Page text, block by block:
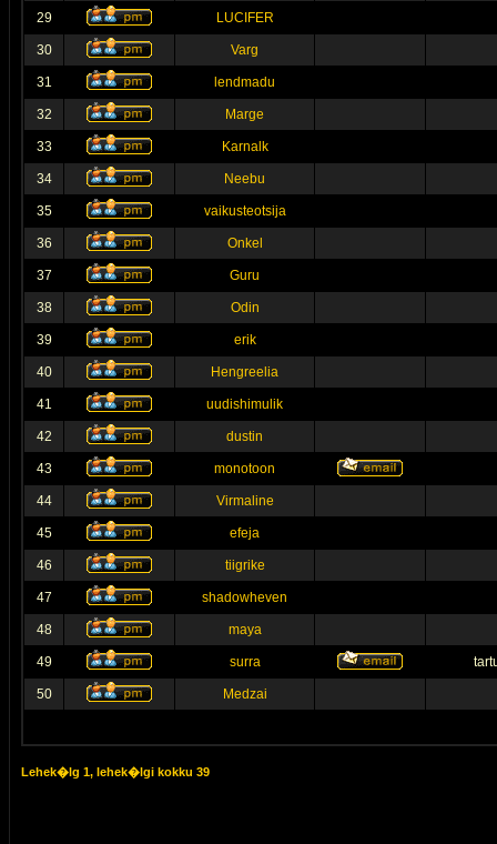
29 LUCIFER
30 Varg
31 lendmadu
32 Marge
33 Karnalk
34 Neebu
35 vaikusteotsija
36 Onkel
37 Guru
38 Odin
39 erik
40 Hengreelia
41 uudishimulik
42 dustin
43 monotoon
44 Virmaline
45 efeja
46 tiigrike
47 shadowheven
48 maya
49 surra
50 Medzai
Lehek�lg 1, lehek�lgi kokku 39